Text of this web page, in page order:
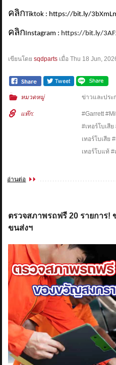
คลิกTiktok : https://bit.ly/
คลิก Instagram : https://bit.ly/
เขียนโดยsqdparts เมื่อThu 18 Jun,
หมวดหมู่ ข่าวและประ
แท๊ก:
#Garrett
#เทอร์โบเสี
เทอร์โบเสีย
เทอร์โบแท้
อ่านต่อ
ตรวจสภาพรถฟรี 20 รายการ
ขนส่งฯ